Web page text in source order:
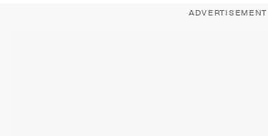
ADVERTISEMENT